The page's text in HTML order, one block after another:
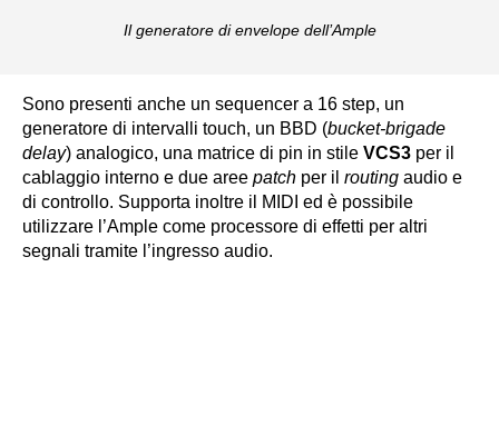
Il generatore di envelope dell’Ample
Sono presenti anche un sequencer a 16 step, un
generatore di intervalli touch, un BBD (bucket-brigade
delay) analogico, una matrice di pin in stile VCS3 per il
cablaggio interno e due aree patch per il routing audio e
di controllo. Supporta inoltre il MIDI ed è possibile
utilizzare l’Ample come processore di effetti per altri
segnali tramite l’ingresso audio.